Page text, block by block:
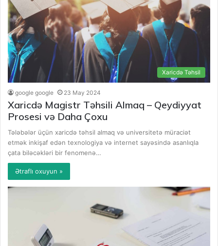
Xaricdə Təhsil
google google 23 May 2024
Xaricdə Magistr Təhsili Almaq – Qeydiyyat
Prosesi və Daha Çoxu
Tələbələr üçün xaricdə təhsil almaq və universitetə müraciət
etmək inkişaf edən texnologiya və internet sayəsində asanlıqla
çata biləcəkləri bir fenomenə…
Ətraflı oxuyun »